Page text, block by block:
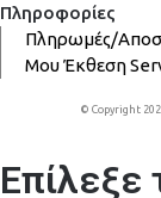
Πληροφορίες
Πληρωμές/
ΜουΈκθεση
© Copyright
Επίλεξε